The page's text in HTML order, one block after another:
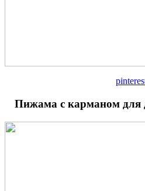
Пижама с карманом для